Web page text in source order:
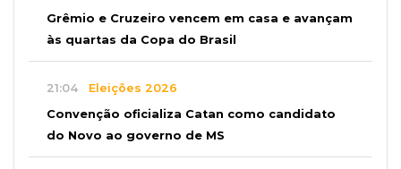
Grêmio e Cruzeiro vencem em casa e avançam
às quartas da Copa do Brasil
21:04 Eleições 2026
Convenção oficializa Catan como candidato
do Novo ao governo de MS